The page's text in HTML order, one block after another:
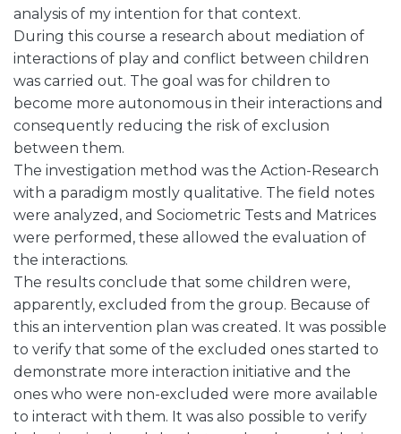
analysis of my intention for that context.
During this course a research about mediation of
interactions of play and conflict between children
was carried out. The goal was for children to
become more autonomous in their interactions and
consequently reducing the risk of exclusion
between them.
The investigation method was the Action-Research
with a paradigm mostly qualitative. The field notes
were analyzed, and Sociometric Tests and Matrices
were performed, these allowed the evaluation of
the interactions.
The results conclude that some children were,
apparently, excluded from the group. Because of
this an intervention plan was created. It was possible
to verify that some of the excluded ones started to
demonstrate more interaction initiative and the
ones who were non-excluded were more available
to interact with them. It was also possible to verify